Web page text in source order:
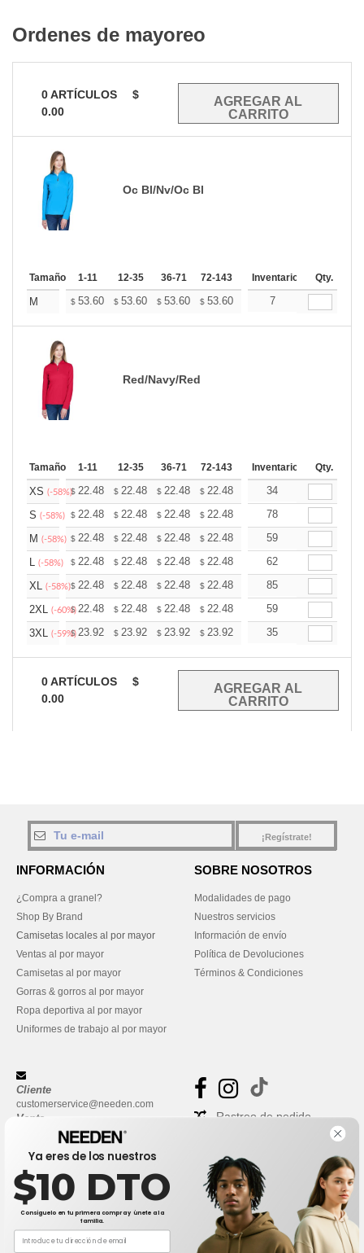
Ordenes de mayoreo
0ARTÍCULOS
$
0.00
Oc Bl/Nv/Oc Bl
Tamaño 1-11 12-35 36-71 72-143 144-287 288 +
Inventario Qty.
M $ 53.60 $ 53.60 $ 53.60 $ 53.60 53.60
7
Red/Navy/Red
Tamaño 1-11 12-35 36-71 72-143 144-287 288 +
Inventario Qty.
XS (-58%)$ 22.48 $ 22.48 $ 22.48 $ 22.48 22.48
34
S (-58%) $ 22.48 $ 22.48 $ 22.48 $ 22.48 22.48
78
M (-58%) $ 22.48 $ 22.48 $ 22.48 $ 22.48 22.48
59
L (-58%) $ 22.48 $ 22.48 $ 22.48 $ 22.48 22.48
62
XL (-58%)$ 22.48 $ 22.48 $ 22.48 $ 22.48 22.48
85
2XL (-60%)
$22.48 $ 22.48 $ 22.48 $ 22.48 22.48
59
3XL (-59%)
$23.92 $ 23.92 $ 23.92 $ 23.92 23.92
35
0ARTÍCULOS
$
0.00
¡Regístrate!
INFORMACIÓN
¿Compra a granel?
Shop By Brand
Camisetas locales al por mayor
Ventas al por mayor
Camisetas al por mayor
Gorras & gorros al por mayor
Ropa deportiva al por mayor
Uniformes de trabajo al por mayor
SOBRE NOSOTROS
Modalidades de pago
Nuestros servicios
Información de envío
Política de Devoluciones
Términos & Condiciones
Cliente
customerservice@needen.com
Venta
sales@needen.com
Rastreo de pedido
Ya eres de los nuestros
$10 DTO
Consíguelo en tu primera compra y únete a la
familia.